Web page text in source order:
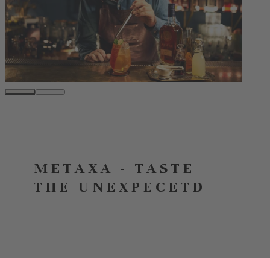
METAXA - TASTE
THE UNEXPECETD